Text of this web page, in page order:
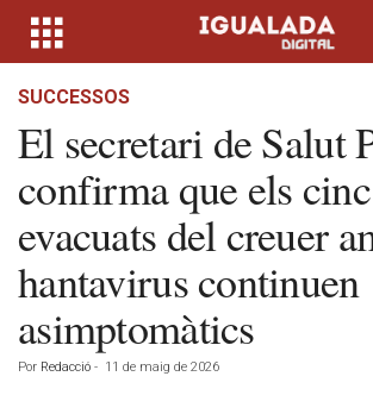
SUCCESSOS
El secretari de Salut
confirma que els
evacuats del creuer
hantavirus continuen
asimptomàtics
Por Redacció - 11 de maig de 2026